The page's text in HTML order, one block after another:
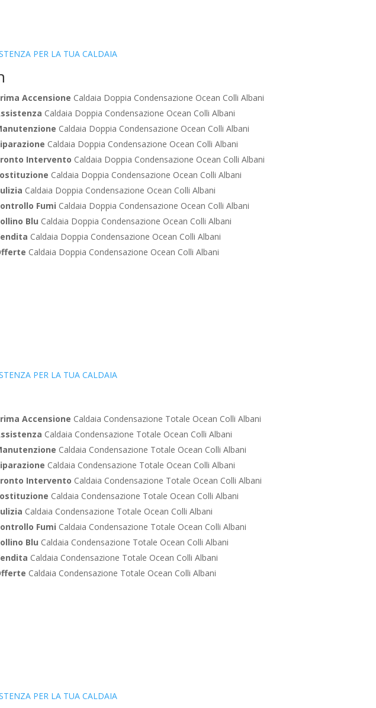
PER LA TUA CALDAIA
Accensione Caldaia Doppia Condensazione Ocean Colli Albani
Caldaia Doppia Condensazione Ocean Colli Albani
Caldaia Doppia Condensazione Ocean Colli Albani
Caldaia Doppia Condensazione Ocean Colli Albani
Intervento Caldaia Doppia Condensazione Ocean Colli Albani
Caldaia Doppia Condensazione Ocean Colli Albani
Caldaia Doppia Condensazione Ocean Colli Albani
Fumi Caldaia Doppia Condensazione Ocean Colli Albani
Blu Caldaia Doppia Condensazione Ocean Colli Albani
Caldaia Doppia Condensazione Ocean Colli Albani
Caldaia Doppia Condensazione Ocean Colli Albani
PER LA TUA CALDAIA
Accensione Caldaia Condensazione Totale Ocean Colli Albani
Caldaia Condensazione Totale Ocean Colli Albani
Caldaia Condensazione Totale Ocean Colli Albani
Caldaia Condensazione Totale Ocean Colli Albani
Intervento Caldaia Condensazione Totale Ocean Colli Albani
Caldaia Condensazione Totale Ocean Colli Albani
Caldaia Condensazione Totale Ocean Colli Albani
Fumi Caldaia Condensazione Totale Ocean Colli Albani
Blu Caldaia Condensazione Totale Ocean Colli Albani
Caldaia Condensazione Totale Ocean Colli Albani
Caldaia Condensazione Totale Ocean Colli Albani
PER LA TUA CALDAIA